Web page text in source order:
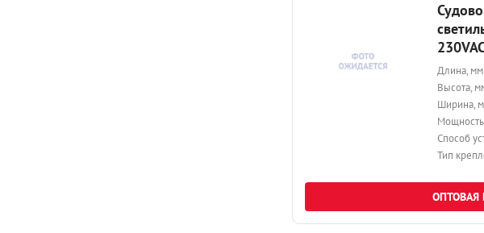
Длина, мм
Высота,
Ширина,
Способ
Тип
ОПТОВАЯ